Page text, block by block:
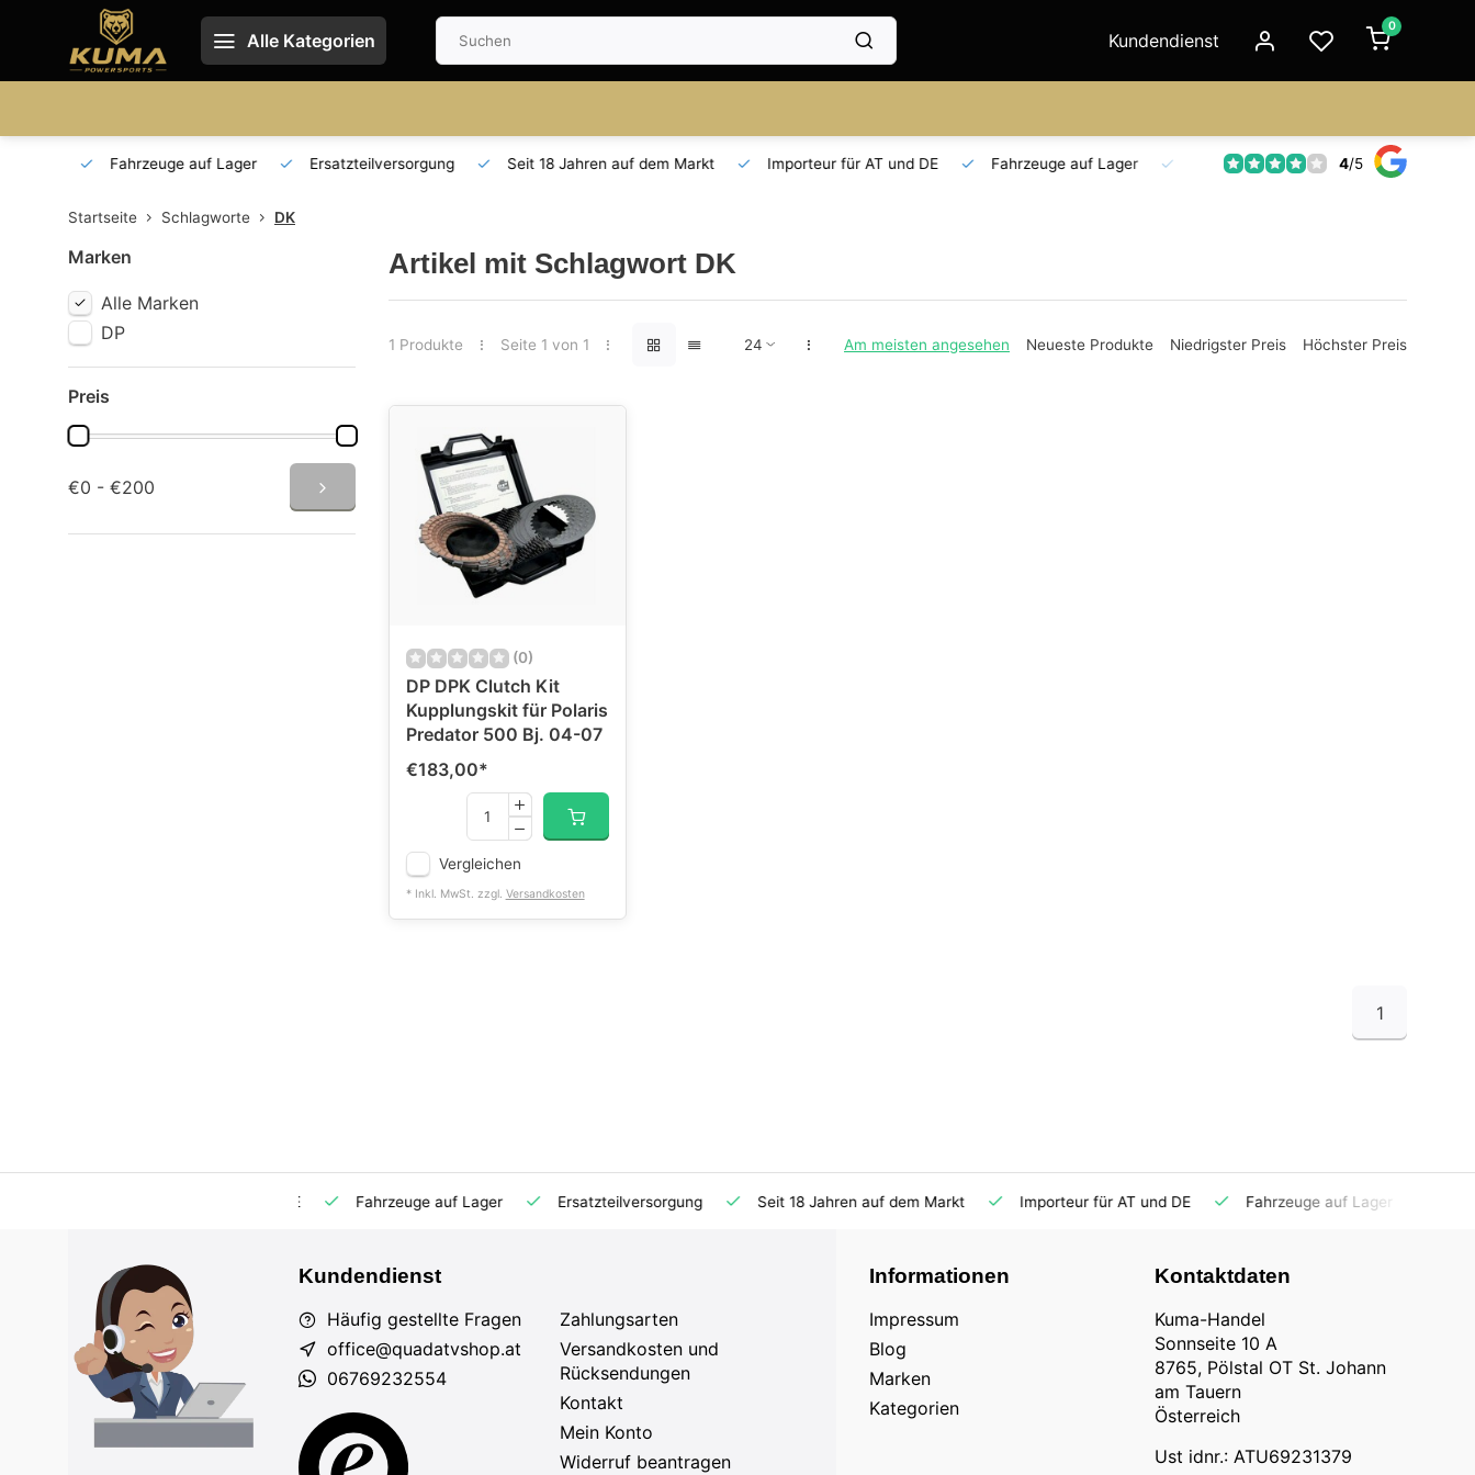
Alle Kategorien Kundendienst
0
Fahrzeuge auf Lager Ersatzteilversorgung Seit 18 Jahren auf dem Markt Importeur für AT und DE Fahrzeuge auf Lager Ersatzteilversorgung Seit 18
4/5
Startseite Schlagworte DK
Marken
Alle Marken
DP
Preis
€0 - €200
Artikel mit Schlagwort DK
1 Produkte Seite 1 von 1 Am meisten angesehen Neueste Produkte Niedrigster Preis Höchster Preis
(0)
DP DPK Clutch Kit
Kupplungskit für Polaris
Predator 500 Bj. 04-07
€183,00*
Vergleichen
* Inkl. MwSt. zzgl. Versandkosten
1
Fahrzeuge auf Lager Ersatzteilversorgung Seit 18 Jahren auf dem Markt Importeur für AT und DE Fahrzeuge auf Lager
Kundendienst
Häufig gestellte Fragen
office@quadatvshop.at
06769232554
Zahlungsarten
Versandkosten und
Rücksendungen
Kontakt
Mein Konto
Widerruf beantragen
Informationen
Impressum
Blog
Marken
Kategorien
Kontaktdaten
Kuma-Handel
Sonnseite 10 A
8765, Pölstal OT St. Johann
am Tauern
Österreich
Ust idnr.: ATU69231379